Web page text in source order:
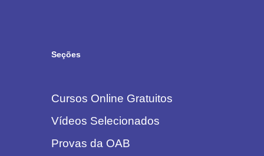
Seções
Cursos Online Gratuitos
Vídeos Selecionados
Provas da OAB